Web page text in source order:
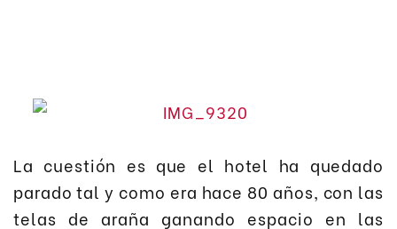
La cuestión es que el hotel ha quedado
parado tal y como era hace 80 años, con las
telas de araña ganando espacio en las